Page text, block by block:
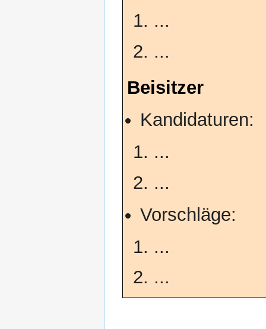
...
...
Beisitzer
Kandidaturen:
...
...
Vorschläge:
...
...